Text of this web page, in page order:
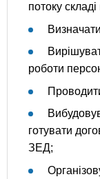
потоку
роботи
готувати
ЗЕД;